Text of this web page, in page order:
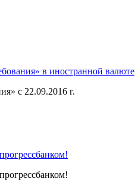
в иностранной валюте
с 22.09.2016 г.